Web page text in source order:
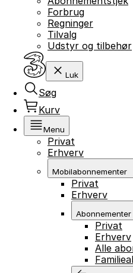
Forbrug
Regninger
Tilvalg
Udstyr og tilbehør
Luk
Søg
Kurv
Menu
Privat
Erhverv
Mobilabonnementer
Privat
Erhverv
Abonnementer
Privat
Erhverv
Alle